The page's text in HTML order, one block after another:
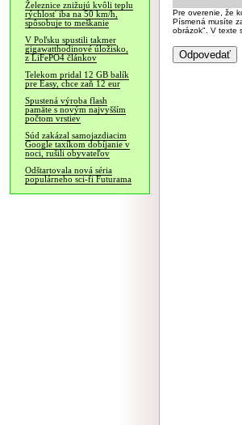
Železnice znižujú kvôli teplu
rýchlosť iba na 50 km/h,
spôsobuje to meškanie
V Poľsku spustili takmer
gigawatthodinové úložisko,
z LiFePO4 článkov
Telekom pridal 12 GB balík
pre Easy, chce zaň 12 eur
Spustená výroba flash
pamäte s novým najvyšším
počtom vrstiev
Súd zakázal samojazdiacim
Google taxíkom dobíjanie v
noci, rušili obyvateľov
Odštartovala nová séria
populárneho sci-fi Futurama
Pre overenie, že
Písmená musíte
obrázok". V texte